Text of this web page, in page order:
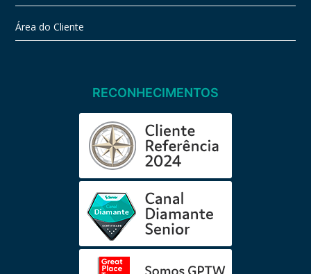
Área do Cliente
RECONHECIMENTOS